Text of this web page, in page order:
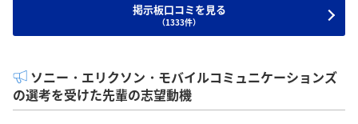
掲示板口コミを見る
（1333件）
ソニー・エリクソン・モバイルコミュニケーションズ
の選考を受けた先輩の志望動機